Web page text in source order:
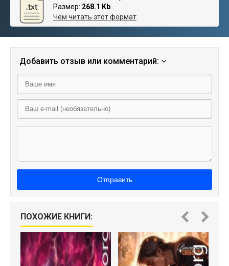
Размер: 268.1 Kb
Чем читать этот формат
Добавить отзыв или комментарий:
Отправить
ПОХОЖИЕ КНИГИ: